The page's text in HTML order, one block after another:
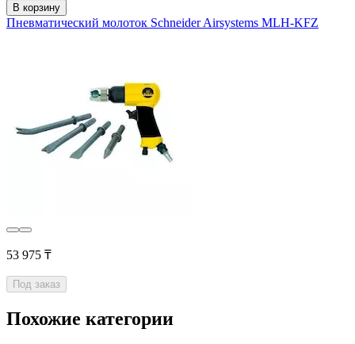
В корзину
Пневматический молоток Schneider Airsystems MLH-KFZ
53 975 ₸
Под заказ
Похожие категории